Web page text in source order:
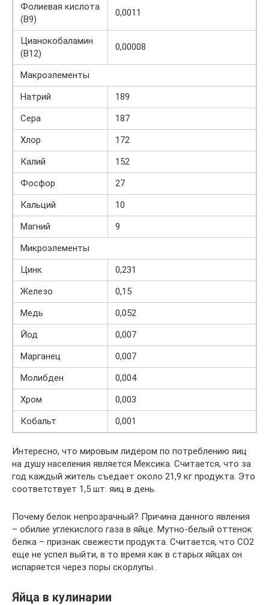
Фолиевая кислота
(В9)
0,0011
Цианокобаламин
(B12)
0,00008
Макроэлементы
Натрий
189
Сера
187
Хлор
172
Калий
152
Фосфор
27
Кальций
10
Магний
9
Микроэлементы
Цинк
0,231
Железо
0,15
Медь
0,052
Йод
0,007
Марганец
0,007
Молибден
0,004
Хром
0,003
Кобальт
0,001
Интересно, что мировым лидером по потреблению яиц
на душу населения является Мексика. Считается, что за
год каждый житель съедает около 21,9 кг продукта. Это
соответствует 1,5 шт. яиц в день.
Почему белок непрозрачный? Причина данного явления
– обилие углекислого газа в яйце. Мутно-белый оттенок
белка – признак свежести продукта. Считается, что СО2
еще не успел выйти, в то время как в старых яйцах он
испаряется через поры скорлупы.
Яйца в кулинарии